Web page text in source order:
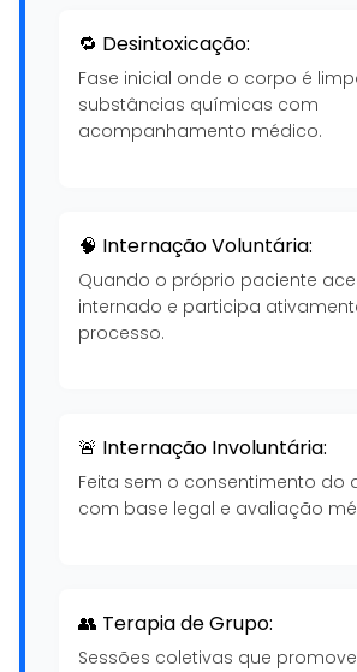
🔁 Desintoxicação:
Fase inicial onde o corpo é
substâncias químicas com
acompanhamento médico.
🧠 Internação Voluntária:
Quando o próprio paciente
internado e participa
processo.
🚨 Internação Involuntária:
Feita sem o consentimento do
com base legal e avaliação
👥 Terapia de Grupo:
Sessões coletivas que